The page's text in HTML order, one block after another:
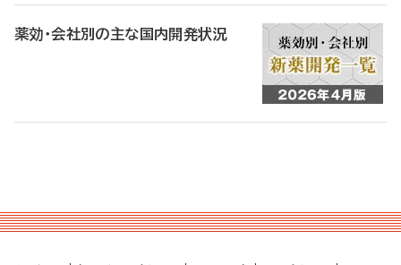
薬効・会社別の主な国内開発状況